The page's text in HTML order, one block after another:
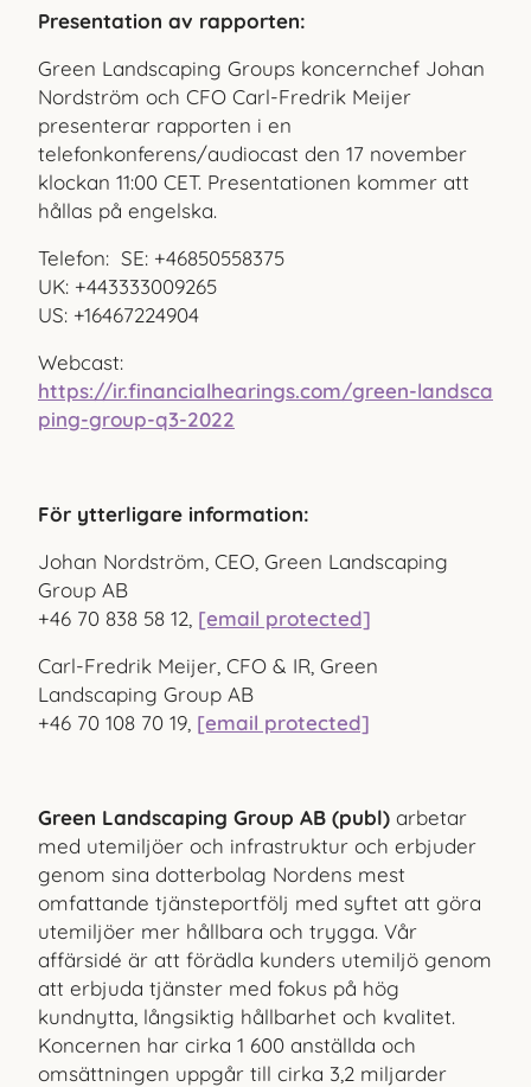
Presentation av rapporten:
Green Landscaping Groups koncernchef Johan
Nordström och CFO Carl-Fredrik Meijer
presenterar rapporten i en
telefonkonferens/audiocast den 17 november
klockan 11:00 CET. Presentationen kommer att
hållas på engelska.
Telefon: SE: +46850558375
UK: +443333009265
US: +16467224904
Webcast:
https://ir.financialhearings.com/green-landsca
ping-group-q3-2022
För ytterligare information:
Johan Nordström, CEO, Green Landscaping
Group AB
+46 70 838 58 12, [email protected]
Carl-Fredrik Meijer, CFO & IR, Green
Landscaping Group AB
+46 70 108 70 19, [email protected]
Green Landscaping Group AB (publ) arbetar
med utemiljöer och infrastruktur och erbjuder
genom sina dotterbolag Nordens mest
omfattande tjänsteportfölj med syftet att göra
utemiljöer mer hållbara och trygga. Vår
affärsidé är att förädla kunders utemiljö genom
att erbjuda tjänster med fokus på hög
kundnytta, långsiktig hållbarhet och kvalitet.
Koncernen har cirka 1 600 anställda och
omsättningen uppgår till cirka 3,2 miljarder